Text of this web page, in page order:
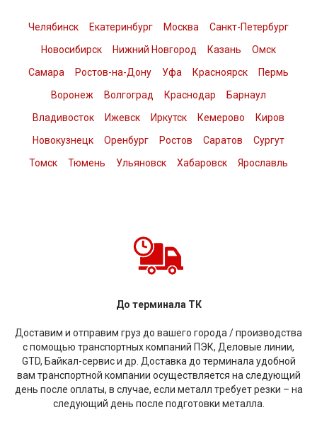
Челябинск Екатеринбург Москва
Санкт-Петербург
Новосибирск
Нижний Новгород Казань
Омск
Самара
Ростов-на-Дону Уфа Красноярск
Пермь
Воронеж
Волгоград Краснодар
Барнаул
Владивосток
Ижевск Иркутск Кемерово
Киров
Новокузнецк
Оренбург Ростов Саратов
Сургут
Томск
Тюмень Ульяновск Хабаровск Ярославль
До терминала ТК
Доставим и отправим груз до вашего города / производства
с помощью транспортных компаний ПЭК, Деловые линии,
GTD, Байкал-сервис и др. Доставка до терминала удобной
вам транспортной компании осуществляется на следующий
день после оплаты, в случае, если металл требует резки – на
следующий день после подготовки металла.